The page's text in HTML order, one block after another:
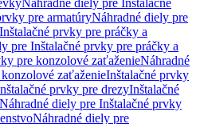
Náhradné diely pre Inštalačné
pre armatúryNáhradné diely pre
Inštalačné prvky pre práčky a
pre Inštalačné prvky pre práčky a
pre konzolové zaťaženieNáhradné
zaťaženieInštalačné prvky
prvky pre drezyInštalačné
Náhradné diely pre Inštalačné prvky
Náhradné diely pre